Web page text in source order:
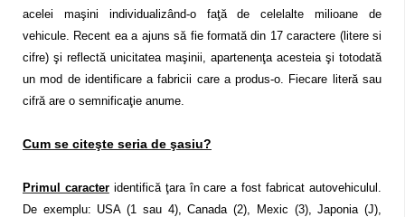
acelei maşini individualizând-o faţă de celelalte milioane de
vehicule. Recent ea a ajuns să fie formată din 17 caractere (litere si
cifre) şi reflectă unicitatea maşinii, apartenenţa acesteia şi totodată
un mod de identificare a fabricii care a produs-o. Fiecare literă sau
cifră are o semnificaţie anume.
Cum se citeşte seria de şasiu?
Primul caracter identifică ţara în care a fost fabricat autovehiculul.
De exemplu: USA (1 sau 4), Canada (2), Mexic (3), Japonia (J),